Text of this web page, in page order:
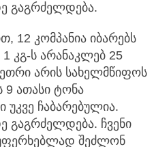
გაგრძელდება.
12 კომპანია იბარებს
კგ-ს არანაკლებ 25
არის სახელმწიფოს
9 ათასი ტონა
ჩაბარებულია.
გაგრძელდება. ჩვენი
შეძლონ